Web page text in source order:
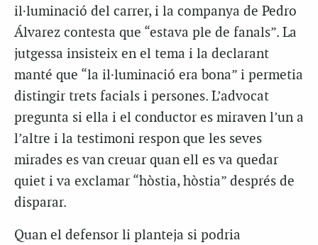
il·luminació del carrer, i la companya de Pedro
Álvarez contesta que “estava ple de fanals”. La
jutgessa insisteix en el tema i la declarant
manté que “la il·luminació era bona” i permetia
distingir trets facials i persones. L’advocat
pregunta si ella i el conductor es miraven l’un a
l’altre i la testimoni respon que les seves
mirades es van creuar quan ell es va quedar
quiet i va exclamar “hòstia, hòstia” després de
disparar.
Quan el defensor li planteja si podria